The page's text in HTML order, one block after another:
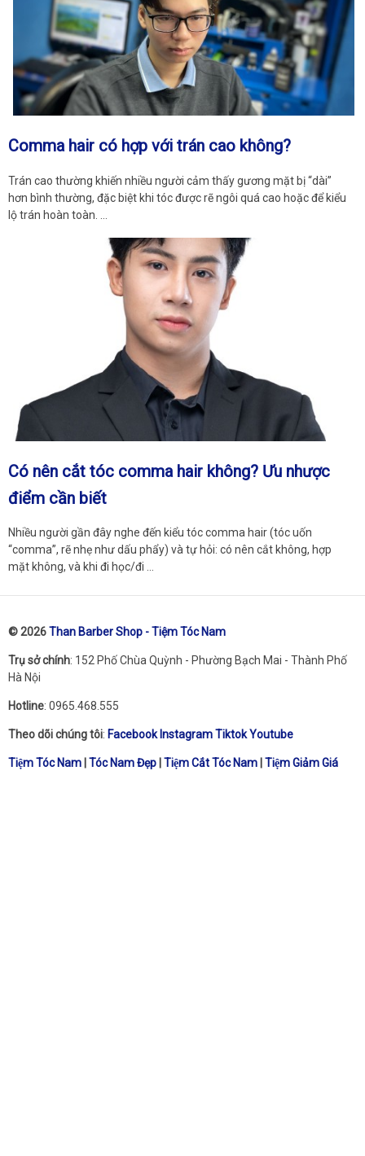
Comma hair có hợp với trán cao không?
Trán cao thường khiến nhiều người cảm thấy gương mặt bị “dài”
hơn bình thường, đặc biệt khi tóc được rẽ ngôi quá cao hoặc để kiểu
lộ trán hoàn toàn. …
Có nên cắt tóc comma hair không? Ưu nhược
điểm cần biết
Nhiều người gần đây nghe đến kiểu tóc comma hair (tóc uốn
“comma”, rẽ nhẹ như dấu phẩy) và tự hỏi: có nên cắt không, hợp
mặt không, và khi đi học/đi …
© 2026Than Barber Shop - Tiệm Tóc Nam
Trụ sở chính: 152 Phố Chùa Quỳnh - Phường Bạch Mai - Thành Phố
Hà Nội
Hotline: 0965.468.555
Theo dõi chúng tôi: Facebook InstagramTiktokYoutube
Tiệm Tóc Nam Tóc Nam Đẹp Tiệm Cắt Tóc Nam Tiệm Giảm Giá